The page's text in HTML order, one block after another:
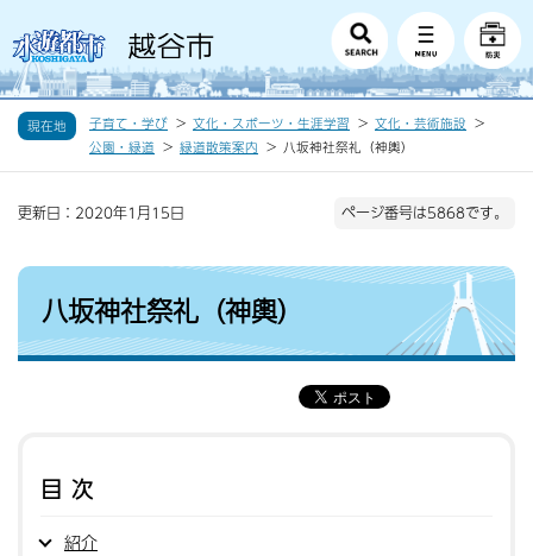
現在地 子育て・学び 文化・スポーツ・生涯学習
文化・芸術施設
公園・緑道
緑道散策案内 八坂神社祭礼（神輿）
更新日：2020年1月15日 ページ番号は5868です。
八坂神社祭礼（神輿）
目次
紹介